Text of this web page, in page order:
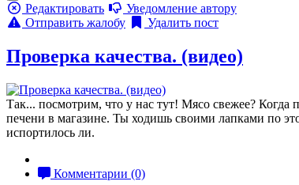
Редактировать
Уведомление автору
Отправить жалобу
Удалить пост
Проверка качества. (видео)
Так... посмотрим, что у нас тут! Мясо свежее?
печени в магазине. Ты ходишь своими лапками по
испортилось ли.
Комментарии (0)